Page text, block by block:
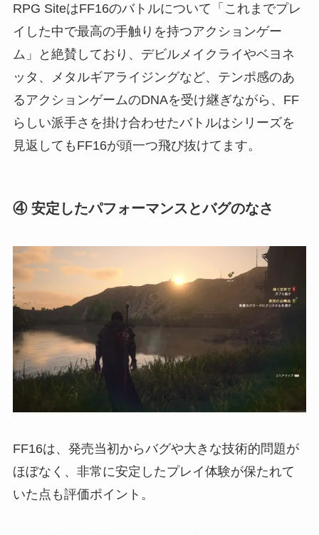
RPG SiteはFF16のバトルについて「これまでプレ
イした中で最高の手触りを持つアクションゲー
ム」と絶賛しており、デビルメイクライやベヨネ
ッタ、メタルギアライジングなど、テンポ感のあ
るアクションゲームのDNAを受け継ぎながら、FF
らしい派手さを掛け合わせたバトルはシリーズを
見返してもFF16が頭一つ飛び抜けてます。
④ 安定したパフォーマンスとバグのなさ
FF16は、発売当初からバグや大きな技術的問題が
ほぼなく、非常に安定したプレイ体験が保たれて
いた点も評価ポイント。